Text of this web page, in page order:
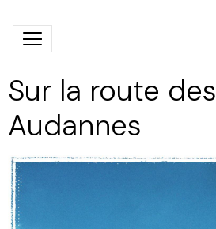
Sur la route des
Audannes